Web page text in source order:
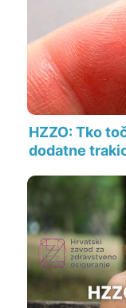
HZZO: Tko
dodatne